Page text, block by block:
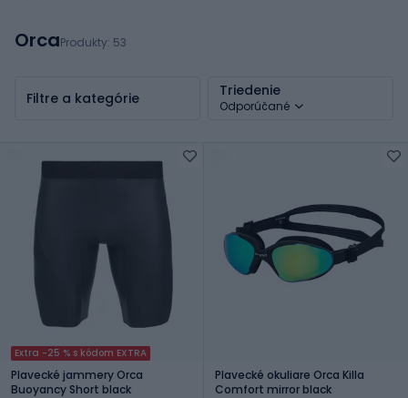
OrcaProdukty: 53
Filtre a kategórie Triedenie
Odporúčané
Extra -25 % s kódom EXTRA
Plavecké jammery Orca
Buoyancy Short black
Plavecké okuliare Orca Killa
Comfort mirror black